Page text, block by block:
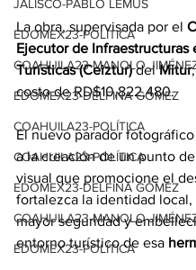
JALISCO-PABLO LEMUS
EDOMEX23-POLÍTICA
COAHUILA23-MANOLO
EDOMEX23-DELFINA GÓMEZ
COAHUILA23-POLÍTICA
COAHUILA23-POLÍTICA
EDOMEX23-DELFINA GÓMEZ
COAHUILA23-MANOLO
EDOMEX23-POLÍTICA
La obra, supervisada por el
Ejecutor de Infraestructuras
Turísticas (Ceiztur) del Mitur
costo de RD$10,822,480.
El nuevo parador
a la creación de un punto
visual que promocione el
fortalezca la identidad local,
mayor seguridad y
entorno turístico de esa